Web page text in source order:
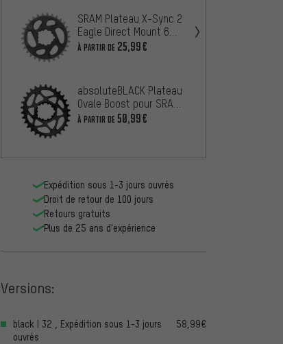
SRAM Plateau X-Sync 2
Eagle Direct Mount 6
mm
À PARTIR DE 25,99€
absoluteBLACK Plateau
Ovale Boost pour SRAM
Direct Mount 3 mm
À PARTIR DE 50,99€
Expédition sous 1-3 jours ouvrés
Droit de retour de 100 jours
Retours gratuits
Plus de 25 ans d'expérience
Versions:
black | 32 , Expédition sous 1-3 jours
ouvrés
58,99€